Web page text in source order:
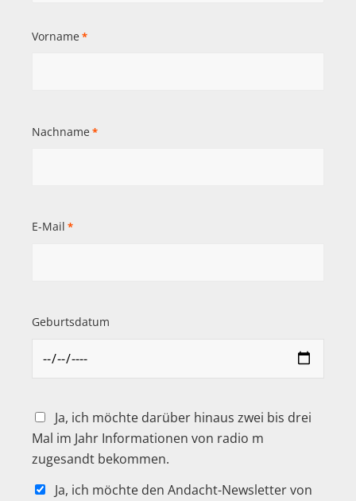
Vorname *
Nachname *
E-Mail *
Geburtsdatum
Ja, ich möchte darüber hinaus zwei bis drei
Mal im Jahr Informationen von radio m
zugesandt bekommen.
Ja, ich möchte den Andacht-Newsletter von